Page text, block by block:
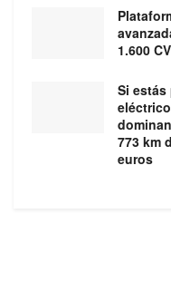
1.600
Si
773 km
euros